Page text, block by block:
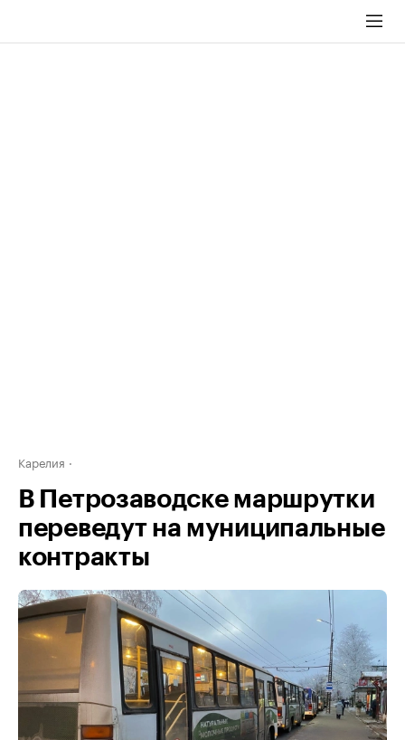
Карелия
В Петрозаводске маршрутки
переведут на муниципальные
контракты